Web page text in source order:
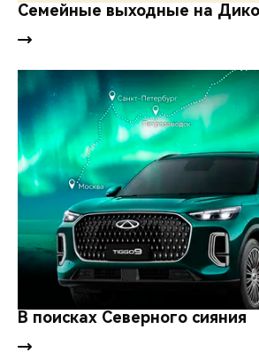
CHERY И СПОРТ
НАШИ МЕРОПРИЯТИЯ
ВИДЕООБЗОРЫ
CHERY ДЛЯ ДЕТЕЙ
Семейные выходные на
В поисках Северного сияния